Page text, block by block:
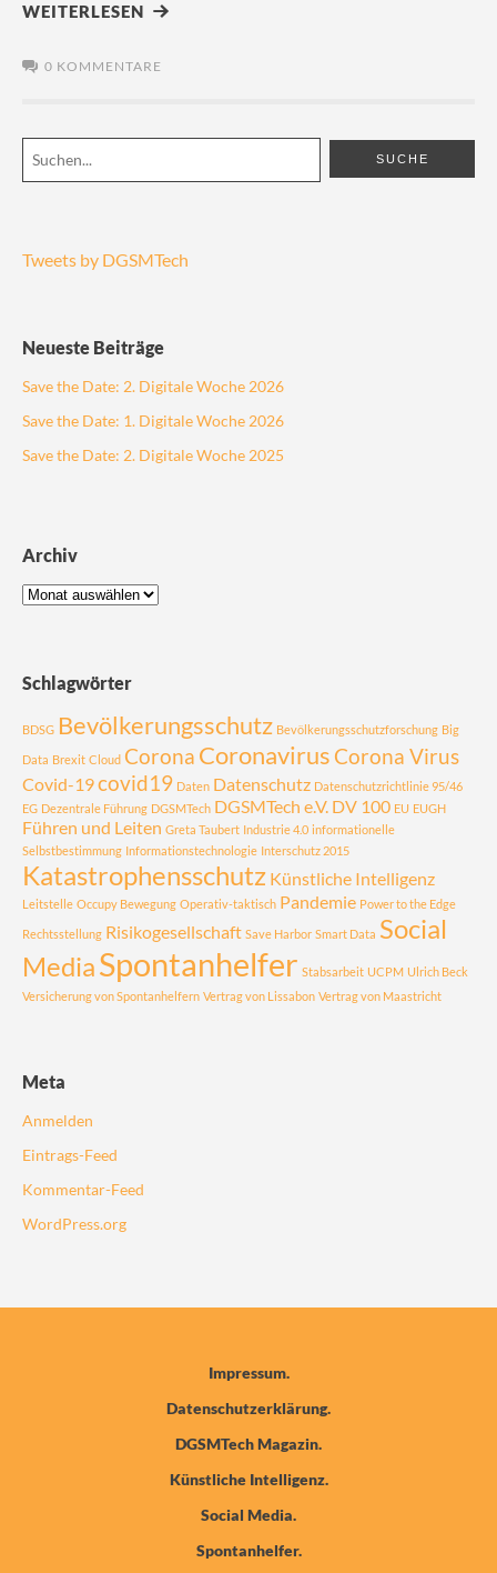
WEITERLESEN
0 KOMMENTARE
Tweets by DGSMTech
Neueste Beiträge
Save the Date: 2. Digitale Woche 2026
Save the Date: 1. Digitale Woche 2026
Save the Date: 2. Digitale Woche 2025
Archiv
Schlagwörter
BDSG Bevölkerungsschutz Bevölkerungsschutzforschung Big
Data Brexit Cloud Corona Coronavirus Corona Virus
Covid-19covid19 Daten Datenschutz Datenschutzrichtlinie 95/46
EG Dezentrale Führung DGSMTech DGSMTech e.V. DV 100 EU EUGH
Führen und Leiten Greta Taubert Industrie 4.0 informationelle
Selbstbestimmung Informationstechnologie Interschutz 2015
Katastrophensschutz Künstliche Intelligenz
Leitstelle Occupy Bewegung Operativ-taktisch Pandemie Power to the Edge
Rechtsstellung Risikogesellschaft Save Harbor Smart Data Social
MediaSpontanhelfer Stabsarbeit UCPM Ulrich Beck
Versicherung von Spontanhelfern Vertrag von Lissabon Vertrag von Maastricht
Meta
Anmelden
Eintrags-Feed
Kommentar-Feed
WordPress.org
Impressum
Datenschutzerklärung
DGSMTech Magazin
Künstliche Intelligenz
Social Media
Spontanhelfer